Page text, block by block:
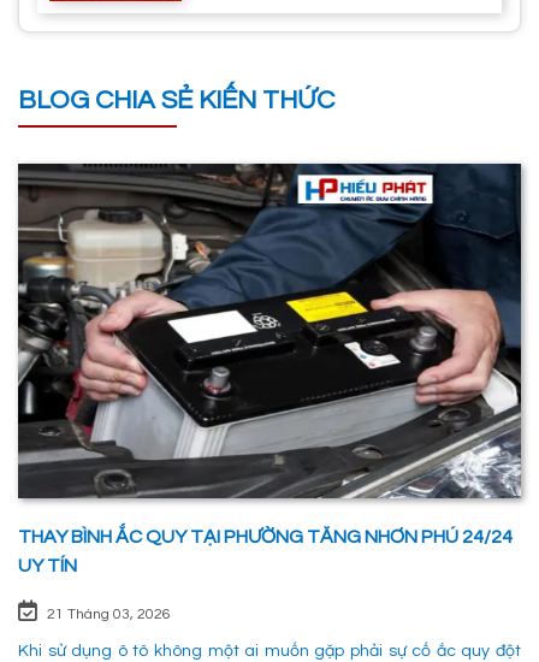
BLOG CHIA SẺ KIẾN THỨC
THAY BÌNH ẮC QUY TẠI PHƯỜNG TĂNG NHƠN PHÚ 24/24
UY TÍN
21 Tháng 03, 2026
Khi sử dụng ô tô không một ai muốn gặp phải sự cố ắc quy đột